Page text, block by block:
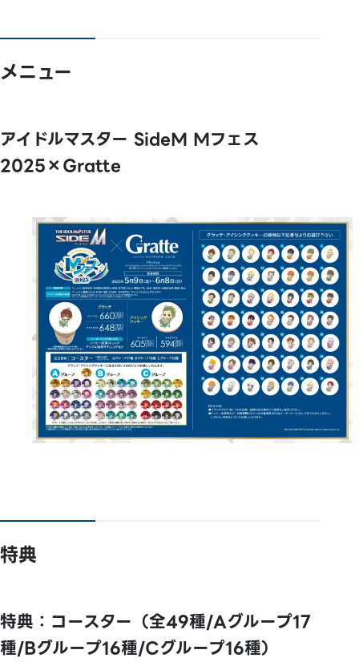
メニュー
アイドルマスター SideM Mフェス
2025×Gratte
特典
特典：コースター（全49種/Aグループ17
種/Bグループ16種/Cグループ16種）